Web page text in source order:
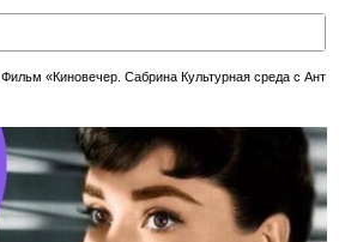
Фильм «Киновечер. Сабрина Культурная среда с Антониной Шумелиской» в кинотеатрах Партизанска. Купить билеты!